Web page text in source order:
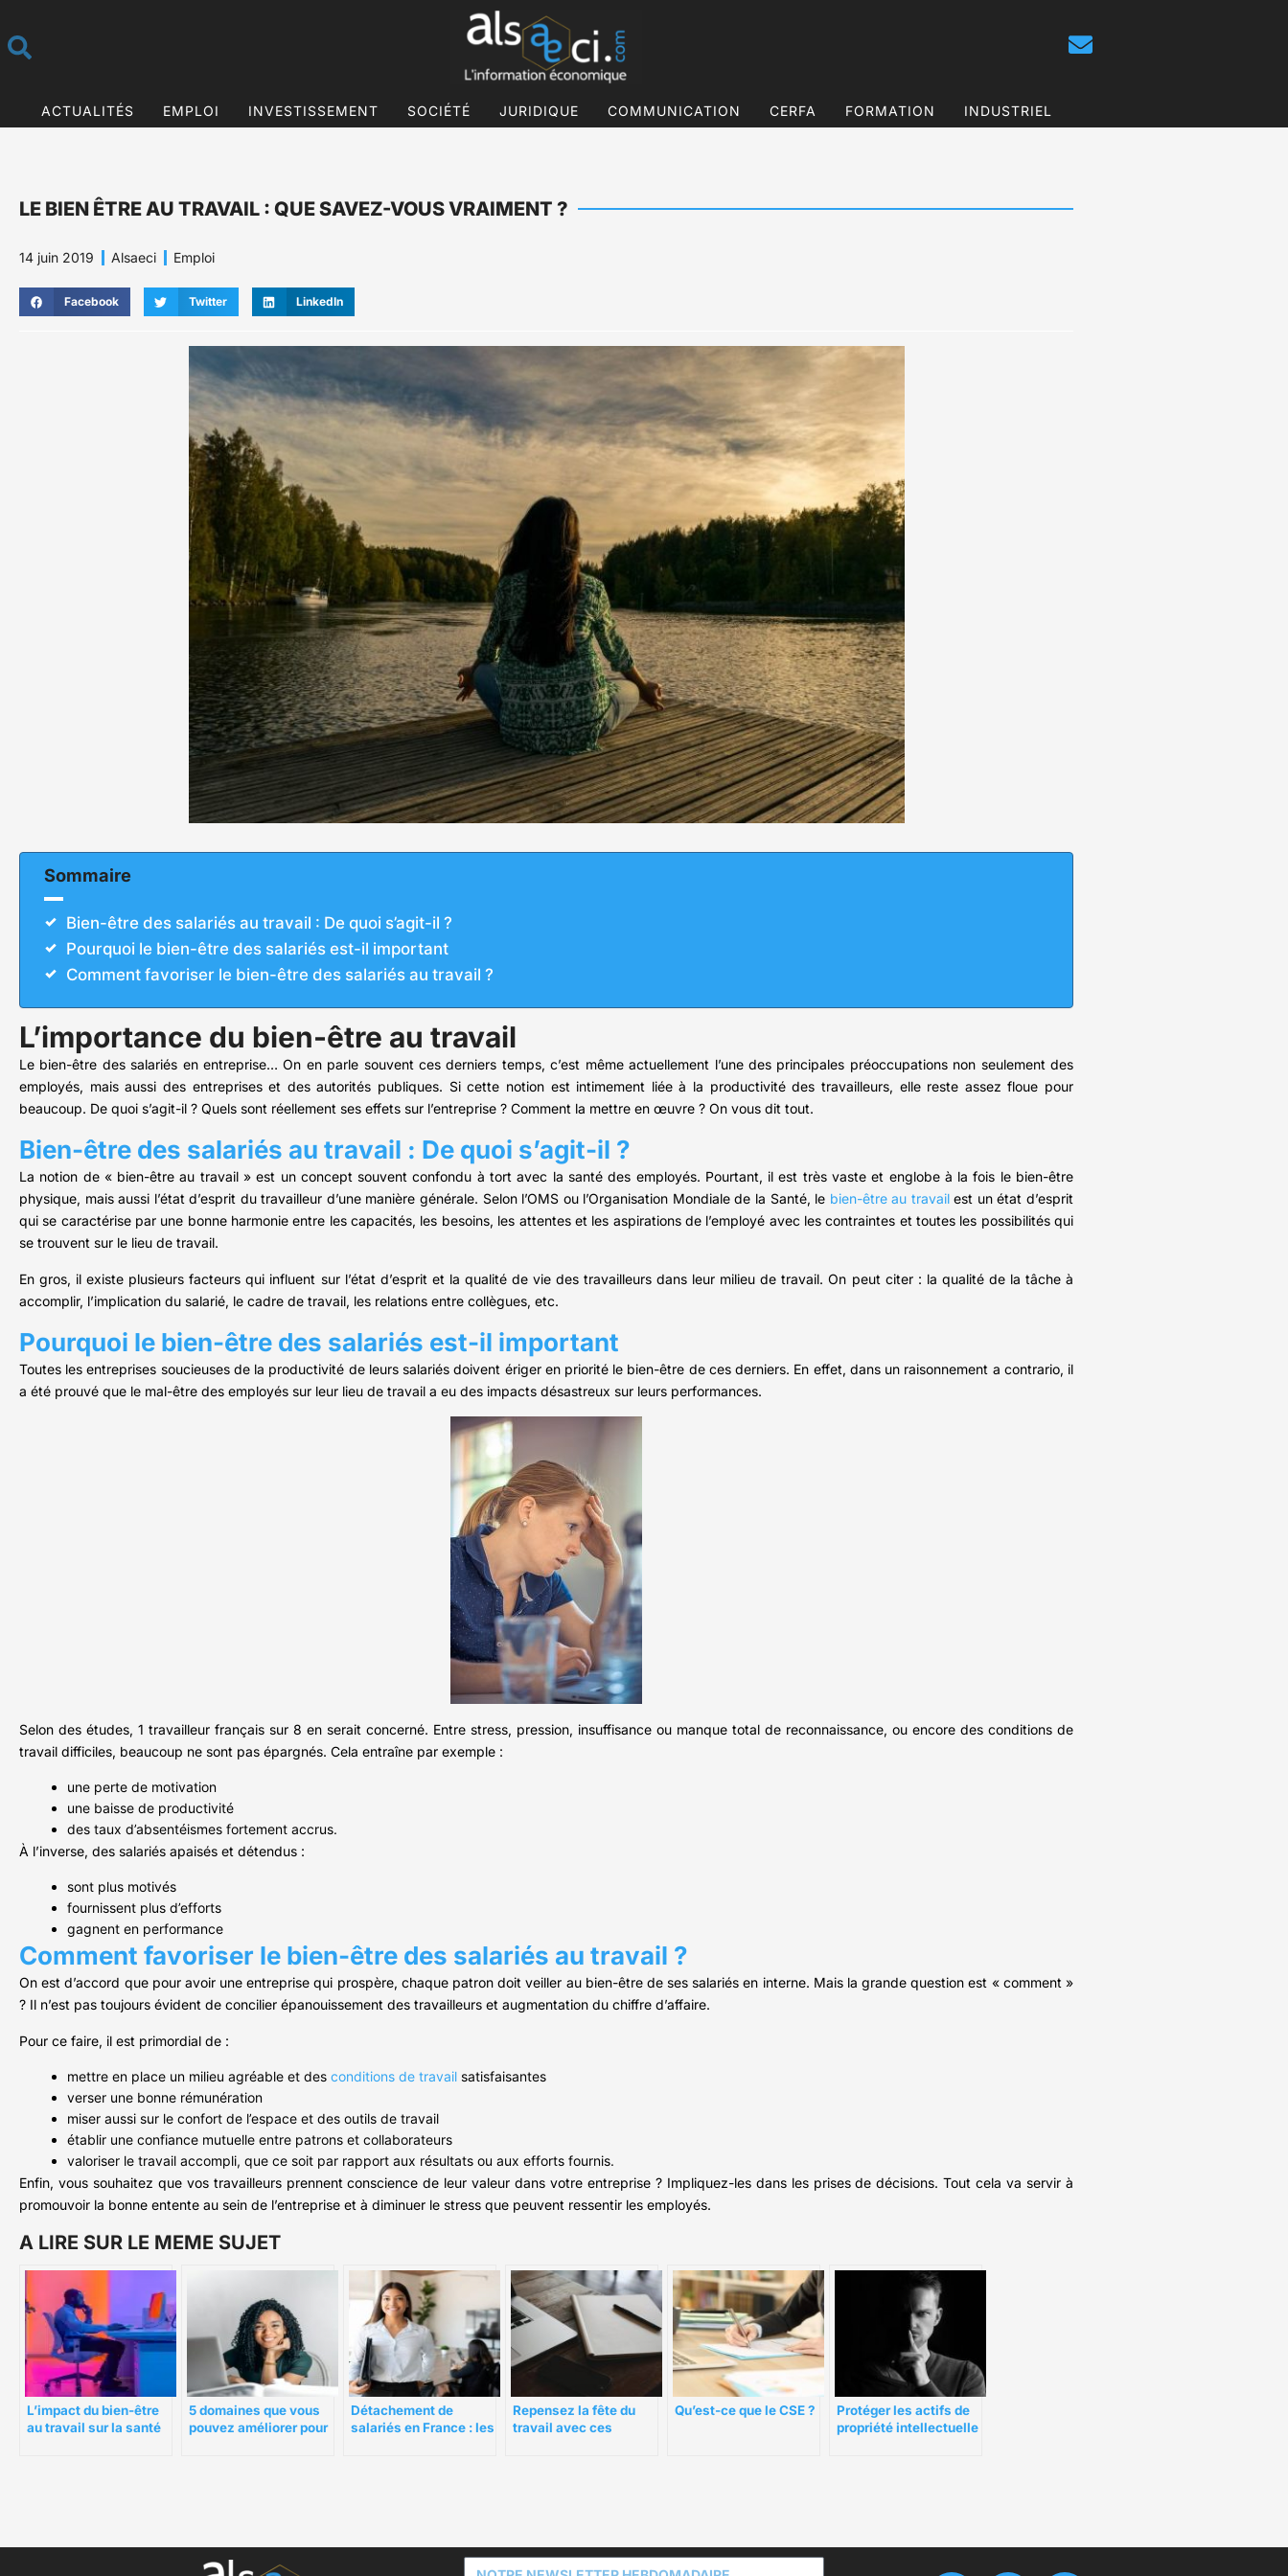
ACTUALITÉS EMPLOI INVESTISSEMENT SOCIÉTÉ JURIDIQUE COMMUNICATION CERFA FORMATION INDUSTRIEL
LE BIEN ÊTRE AU TRAVAIL : QUE SAVEZ-VOUS VRAIMENT ?
14 juin 2019 Alsaeci Emploi
Facebook Twitter LinkedIn
Sommaire
Bien-être des salariés au travail : De quoi s’agit-il ?
Pourquoi le bien-être des salariés est-il important
Comment favoriser le bien-être des salariés au travail ?
L’importance du bien-être au travail
Le bien-être des salariés en entreprise… On en parle souvent ces derniers temps, c’est même actuellement l’une des principales préoccupations non seulement des
employés, mais aussi des entreprises et des autorités publiques. Si cette notion est intimement liée à la productivité des travailleurs, elle reste assez floue pour
beaucoup. De quoi s’agit-il ? Quels sont réellement ses effets sur l’entreprise ? Comment la mettre en œuvre ? On vous dit tout.
Bien-être des salariés au travail : De quoi s’agit-il ?
La notion de « bien-être au travail » est un concept souvent confondu à tort avec la santé des employés. Pourtant, il est très vaste et englobe à la fois le bien-être
physique, mais aussi l’état d’esprit du travailleur d’une manière générale. Selon l’OMS ou l’Organisation Mondiale de la Santé, le bien-être au travailest un état d’esprit
qui se caractérise par une bonne harmonie entre les capacités, les besoins, les attentes et les aspirations de l’employé avec les contraintes et toutes les possibilités qui
se trouvent sur le lieu de travail.
En gros, il existe plusieurs facteurs qui influent sur l’état d’esprit et la qualité de vie des travailleurs dans leur milieu de travail. On peut citer : la qualité de la tâche à
accomplir, l’implication du salarié, le cadre de travail, les relations entre collègues, etc.
Pourquoi le bien-être des salariés est-il important
Toutes les entreprises soucieuses de la productivité de leurs salariés doivent ériger en priorité le bien-être de ces derniers. En effet, dans un raisonnement a contrario, il
a été prouvé que le mal-être des employés sur leur lieu de travail a eu des impacts désastreux sur leurs performances.
Selon des études, 1 travailleur français sur 8 en serait concerné. Entre stress, pression, insuffisance ou manque total de reconnaissance, ou encore des conditions de
travail difficiles, beaucoup ne sont pas épargnés. Cela entraîne par exemple :
une perte de motivation
une baisse de productivité
des taux d’absentéismes fortement accrus.
À l’inverse, des salariés apaisés et détendus :
sont plus motivés
fournissent plus d’efforts
gagnent en performance
Comment favoriser le bien-être des salariés au travail ?
On est d’accord que pour avoir une entreprise qui prospère, chaque patron doit veiller au bien-être de ses salariés en interne. Mais la grande question est « comment »
? Il n’est pas toujours évident de concilier épanouissement des travailleurs et augmentation du chiffre d’affaire.
Pour ce faire, il est primordial de :
mettre en place un milieu agréable et des conditions de travail satisfaisantes
verser une bonne rémunération
miser aussi sur le confort de l’espace et des outils de travail
établir une confiance mutuelle entre patrons et collaborateurs
valoriser le travail accompli, que ce soit par rapport aux résultats ou aux efforts fournis.
Enfin, vous souhaitez que vos travailleurs prennent conscience de leur valeur dans votre entreprise ? Impliquez-les dans les prises de décisions. Tout cela va servir à
promouvoir la bonne entente au sein de l’entreprise et à diminuer le stress que peuvent ressentir les employés.
A LIRE SUR LE MEME SUJET
L’impact du bien-être
au travail sur la santé
5 domaines que vous
pouvez améliorer pour
Détachement de
salariés en France : les
Repensez la fête du
travail avec ces
Qu’est-ce que le CSE ?
Protéger les actifs de
propriété intellectuelle